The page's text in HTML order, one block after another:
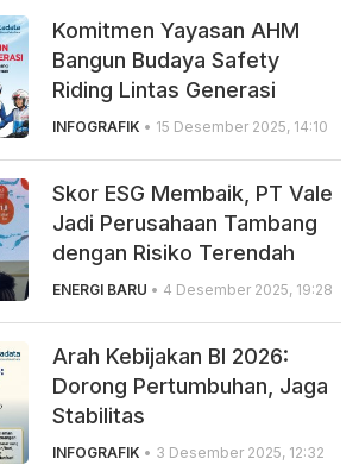
Komitmen Yayasan AHM
Bangun Budaya Safety
Riding Lintas Generasi
INFOGRAFIK • 15 Desember 2025, 14:10
Skor ESG Membaik, PT Vale
Jadi Perusahaan Tambang
dengan Risiko Terendah
ENERGI BARU • 4 Desember 2025, 19:28
Arah Kebijakan BI 2026:
Dorong Pertumbuhan, Jaga
Stabilitas
INFOGRAFIK • 3 Desember 2025, 12:32